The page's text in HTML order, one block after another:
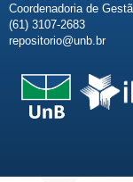
Coordenadoria de
(61) 3107-2683
repositorio@unb.br